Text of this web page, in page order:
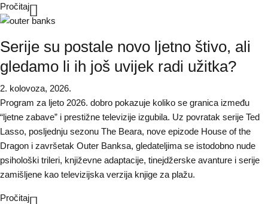
Pročitaj
Serije su postale novo ljetno štivo, ali
gledamo li ih još uvijek radi užitka?
2. kolovoza, 2026.
Program za ljeto 2026. dobro pokazuje koliko se granica između
“ljetne zabave” i prestižne televizije izgubila. Uz povratak serije Ted
Lasso, posljednju sezonu The Beara, nove epizode House of the
Dragon i završetak Outer Banksa, gledateljima se istodobno nude
psihološki trileri, književne adaptacije, tinejdžerske avanture i serije
zamišljene kao televizijska verzija knjige za plažu.
Pročitaj